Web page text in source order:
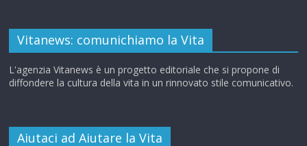
Vitanews: comunichiamo la Vita
L'agenzia Vitanews è un progetto editoriale che si propone di
diffondere la cultura della vita in un rinnovato stile comunicativo.
Aiutaci ad Aiutare la Vita